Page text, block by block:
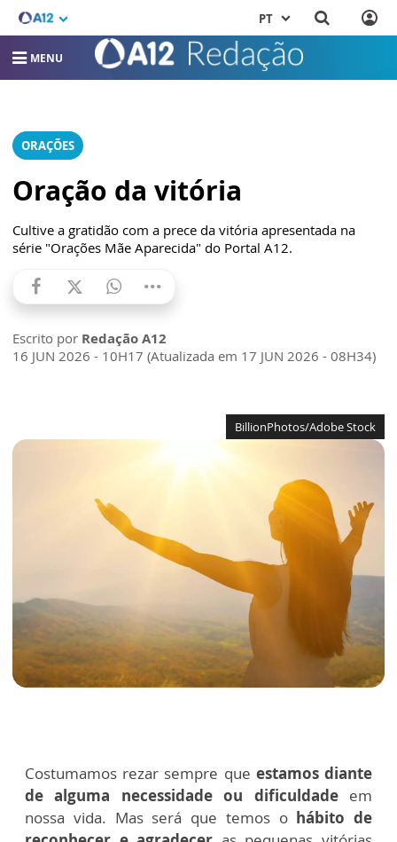
PT
MENU
ORAÇÕES
Oração da vitória
Cultive a gratidão com a prece da vitória apresentada na
série "Orações Mãe Aparecida" do Portal A12.
Escrito por Redação A12
16 JUN 2026 - 10H17 (Atualizada em 17 JUN 2026 - 08H34)
BillionPhotos/Adobe Stock
Costumamos rezar sempre que estamos diante
de alguma necessidade ou dificuldadeem
nossa vida. Mas será que temos o hábito de